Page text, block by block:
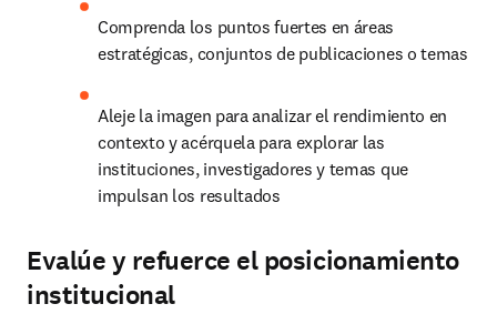
Comprenda los puntos fuertes en áreas
estratégicas, conjuntos de publicaciones o temas
Aleje la imagen para analizar el rendimiento en
contexto y acérquela para explorar las
instituciones, investigadores y temas que
impulsan los resultados
Evalúe y refuerce el posicionamiento
institucional